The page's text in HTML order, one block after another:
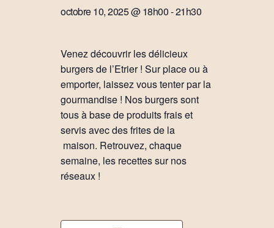
octobre 10, 2025 @ 18h00-21h30
Venez découvrir les délicieux
burgers de l’Etrier ! Sur place ou à
emporter, laissez vous tenter par la
gourmandise ! Nos burgers sont
tous à base de produits frais et
servis avec des frites de la
maison. Retrouvez, chaque
semaine, les recettes sur nos
réseaux !